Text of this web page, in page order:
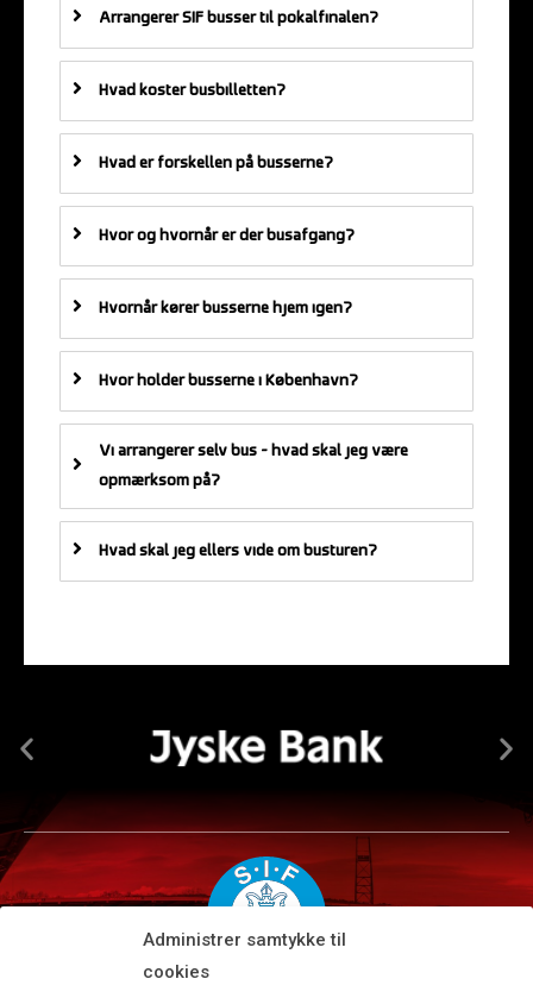
Administrer samtykke til
cookies
Arrangerer SIF busser til pokalfinalen?
Hvad koster busbilletten?
Hvad er forskellen på busserne?
Hvor og hvornår er der busafgang?
Hvornår kører busserne hjem igen?
Hvor holder busserne i København?
Vi arrangerer selv bus - hvad skal jeg være
opmærksom på?
Hvad skal jeg ellers vide om busturen?